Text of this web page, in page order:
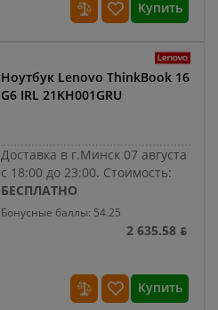
Купить
Ноутбук Lenovo ThinkBook 16
G6 IRL 21KH001GRU
Доставка в г.Минск 07 августа
с 18:00 до 23:00. Стоимость:
БЕСПЛАТНО
Бонусные баллы: 54.25
2 635.58 ƃ
Купить